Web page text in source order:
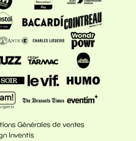
Générales de ventes
Inventis